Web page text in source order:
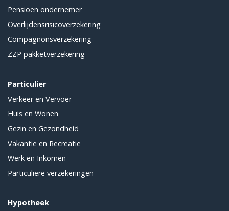
Pensioen ondernemer
Overlijdensrisicoverzekering
Compagnonsverzekering
ZZP pakketverzekering
Particulier
Verkeer en Vervoer
Huis en Wonen
Gezin en Gezondheid
Vakantie en Recreatie
Werk en Inkomen
Particuliere verzekeringen
Hypotheek